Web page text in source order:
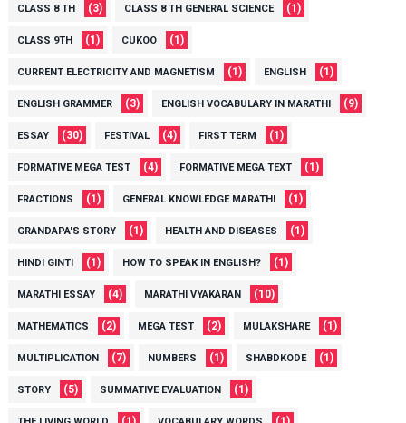
CLASS 8 TH (3) CLASS 8 TH GENERAL SCIENCE (1)
CLASS 9TH (1) CUKOO (1)
CURRENT ELECTRICITY AND MAGNETISM (1) ENGLISH (1)
ENGLISH GRAMMER (3) ENGLISH VOCABULARY IN MARATHI (9)
ESSAY (30) FESTIVAL (4) FIRST TERM (1)
FORMATIVE MEGA TEST (4) FORMATIVE MEGA TEXT (1)
FRACTIONS (1) GENERAL KNOWLEDGE MARATHI (1)
GRANDAPA'S STORY (1) HEALTH AND DISEASES (1)
HINDI GINTI (1) HOW TO SPEAK IN ENGLISH? (1)
MARATHI ESSAY (4) MARATHI VYAKARAN (10)
MATHEMATICS (2) MEGA TEST (2) MULAKSHARE (1)
MULTIPLICATION (7) NUMBERS (1) SHABDKODE (1)
STORY (5) SUMMATIVE EVALUATION (1)